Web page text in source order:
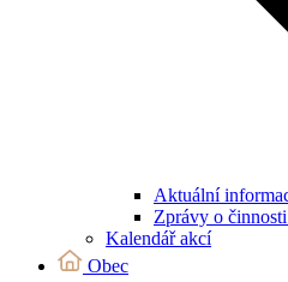
Aktuální
Zprávy o
Kalendář akcí
Obec